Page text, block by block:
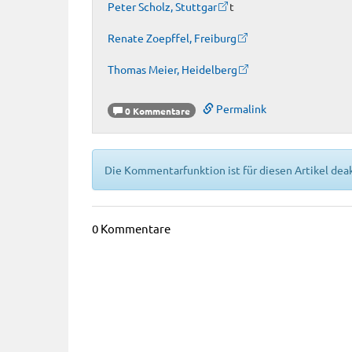
Peter Scholz, Stuttgar t
Renate Zoepffel, Freiburg
Thomas Meier, Heidelberg
0 Kommentare Permalink
Die Kommentarfunktion ist für diesen Artikel
0 Kommentare